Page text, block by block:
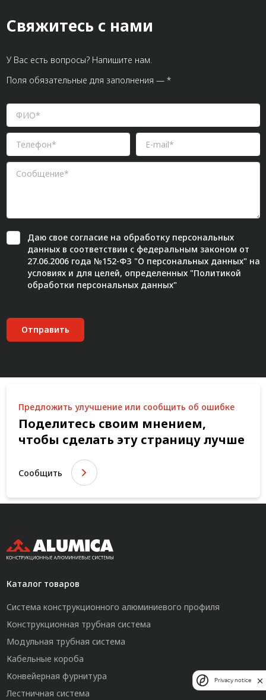
Свяжитесь с нами
У Вас есть вопросы? Напишите нам.
Поля обязательные для заполнения — *
Даю свое согласиена обработку персональных
данных в соответствии с федеральным законом от
27.06.2006 года №152-ФЗ "О персональных данных" на
условиях и для целей, определенных "Политикой
обработки персональных данных"
Отправить
Предложить улучшение или сообщить об ошибке
Поделитесь своим мнением,
чтобы сделать эту страницу лучше
Сообщить
Каталог товаров
Система конструкционного алюминиевого профиля
Конструкционная трубная система
Модульная трубная система
Кабельные короба
Конвейерная фурнитура
Лестничная система
Privacy notice